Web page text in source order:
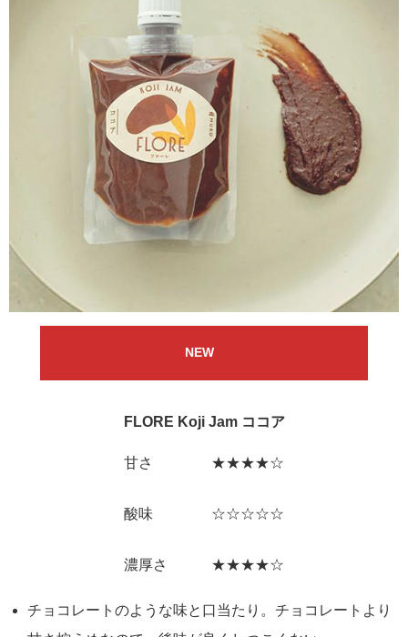
NEW
FLORE Koji Jam ココア
甘さ ★★★★☆
酸味 ☆☆☆☆☆
濃厚さ ★★★★☆
チョコレートのような味と口当たり。チョコレートより